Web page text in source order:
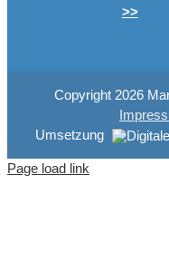
>>
Copyright 2026
Umsetzung
Page load link